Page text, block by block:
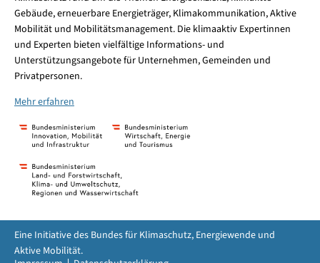
Gebäude, erneuerbare Energieträger, Klimakommunikation, Aktive
Mobilität und Mobilitätsmanagement. Die klimaaktiv Expertinnen
und Experten bieten vielfältige Informations- und
Unterstützungsangebote für Unternehmen, Gemeinden und
Privatpersonen.
Mehr erfahren
Eine Initiative des Bundes für Klimaschutz, Energiewende und
Aktive Mobilität.